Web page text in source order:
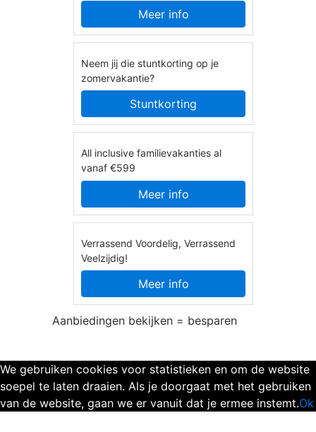
Meer info
Neem jij die stuntkorting op je
zomervakantie?
Stuntkorting
All inclusive familievakanties al
vanaf €599
Meer info
Verrassend Voordelig, Verrassend
Veelzijdig!
Meer info
Aanbiedingen bekijken = besparen
We gebruiken cookies voor statistieken en om de website
soepel te laten draaien. Als je doorgaat met het gebruiken
van de website, gaan we er vanuit dat je ermee instemt.Ok